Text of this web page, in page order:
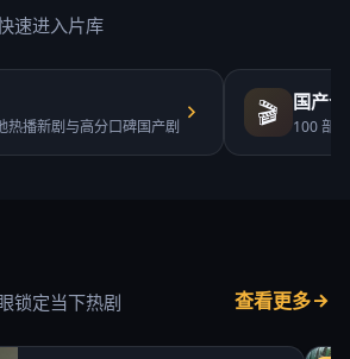
速进入片库
热播新剧与高分口碑国产剧 🎬 国产
100部 ·
锁定当下热剧 查看更多